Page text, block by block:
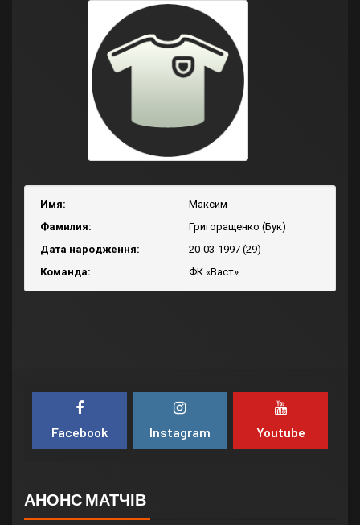
Имя:
Максим
Фамилия:
Григоращенко (Бук)
Дата народження:
20-03-1997 (29)
Команда:
ФК «Васт»
Facebook Instagram Youtube
АНОНС МАТЧІВ